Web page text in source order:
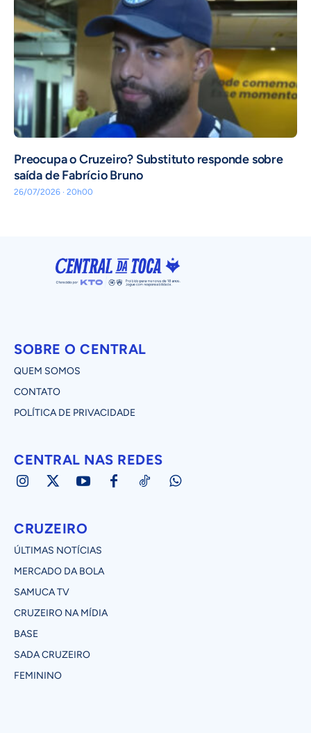
Preocupa o Cruzeiro? Substituto responde sobre
saída de Fabrício Bruno
26/07/2026 · 20h00
SOBRE O CENTRAL
QUEM SOMOS
CONTATO
POLÍTICA DE PRIVACIDADE
CENTRAL NAS REDES
CRUZEIRO
ÚLTIMAS NOTÍCIAS
MERCADO DA BOLA
SAMUCA TV
CRUZEIRO NA MÍDIA
BASE
SADA CRUZEIRO
FEMININO